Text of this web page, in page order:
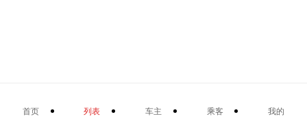
首页 列表 车主 乘客 我的